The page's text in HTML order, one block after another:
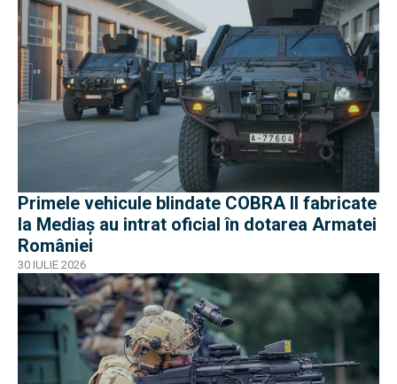
Primele vehicule blindate COBRA II fabricate
la Mediaș au intrat oficial în dotarea Armatei
României
30 IULIE 2026